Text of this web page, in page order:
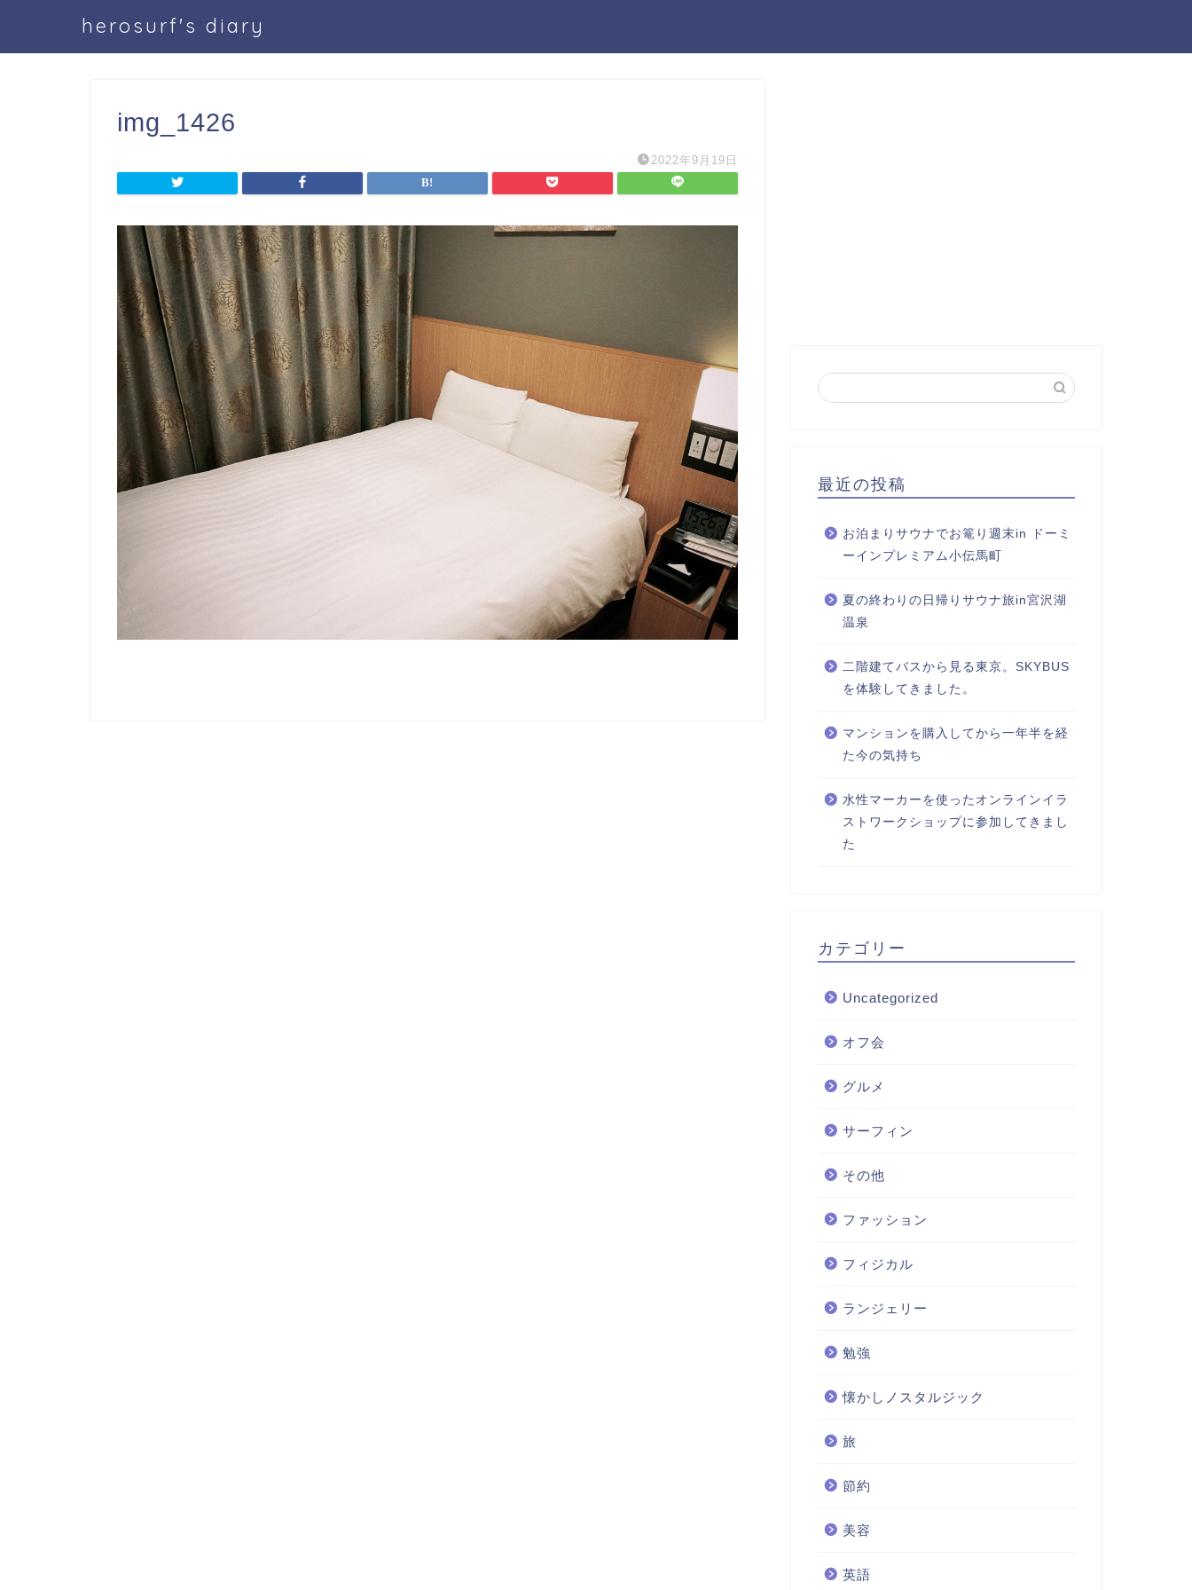
herosurf's diary
img_1426
2022年9月19日
最近の投稿
お泊まりサウナでお篭り週末in ドーミ
ーインプレミアム小伝馬町
夏の終わりの日帰りサウナ旅in宮沢湖
温泉
二階建てバスから見る東京。SKYBUS
を体験してきました。
マンションを購入してから一年半を経
た今の気持ち
水性マーカーを使ったオンラインイラ
ストワークショップに参加してきまし
た
カテゴリー
Uncategorized
オフ会
グルメ
サーフィン
その他
ファッション
フィジカル
ランジェリー
勉強
懐かしノスタルジック
旅
節約
美容
英語